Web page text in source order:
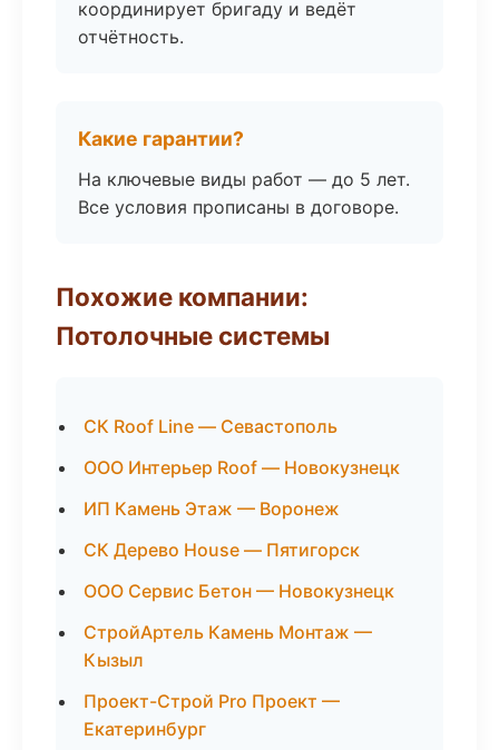
координирует бригаду и ведёт
отчётность.
Какие гарантии?
На ключевые виды работ — до 5 лет.
Все условия прописаны в договоре.
Похожие компании:
Потолочные системы
СК Roof Line — Севастополь
ООО Интерьер Roof — Новокузнецк
ИП Камень Этаж — Воронеж
СК Дерево House — Пятигорск
ООО Сервис Бетон — Новокузнецк
СтройАртель Камень Монтаж —
Кызыл
Проект-Строй Pro Проект —
Екатеринбург